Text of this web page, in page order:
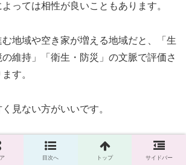
っては相性が良いこともあります。
地域や空き家が増える地域だと、「生
維持」「衛生・防災」の文脈で評価さ
す。
見ない方がいいです。
でももらえるお小遣い」ではなく、要件
です。
目次へ トップ サイドバー